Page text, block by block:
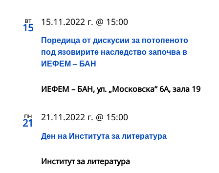
вт
15
Поредица от дискусии за потопеното
под язовирите наследство започва в
ИЕФЕМ – БАН
15.11.2022 г. @ 15:00
ИЕФЕМ – БАН, ул. „Московска“ 6А, зала 19
пн
21
Ден на Института за литература
21.11.2022 г. @ 15:00
Институт за литература